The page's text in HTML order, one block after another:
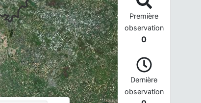
Première
observation
0
Dernière
observation